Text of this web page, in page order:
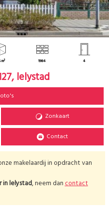
m³ 1984 4
lelystad
Zonkaart
Contact
makelaardij in opdracht van
inlelystad, neem dancontact